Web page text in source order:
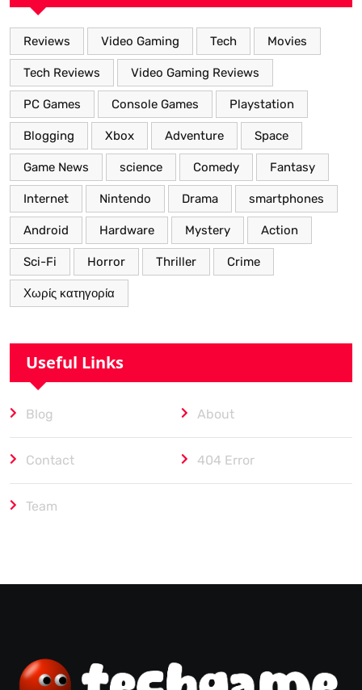
Reviews Video Gaming Tech Movies
Tech Reviews Video Gaming Reviews
PC Games Console Games Playstation
Blogging Xbox Adventure Space
Game News science Comedy Fantasy
Internet Nintendo Drama smartphones
Android Hardware Mystery Action
Sci-Fi Horror Thriller Crime
Χωρίς κατηγορία
Useful Links
Blog About
Contact 404 Error
Team